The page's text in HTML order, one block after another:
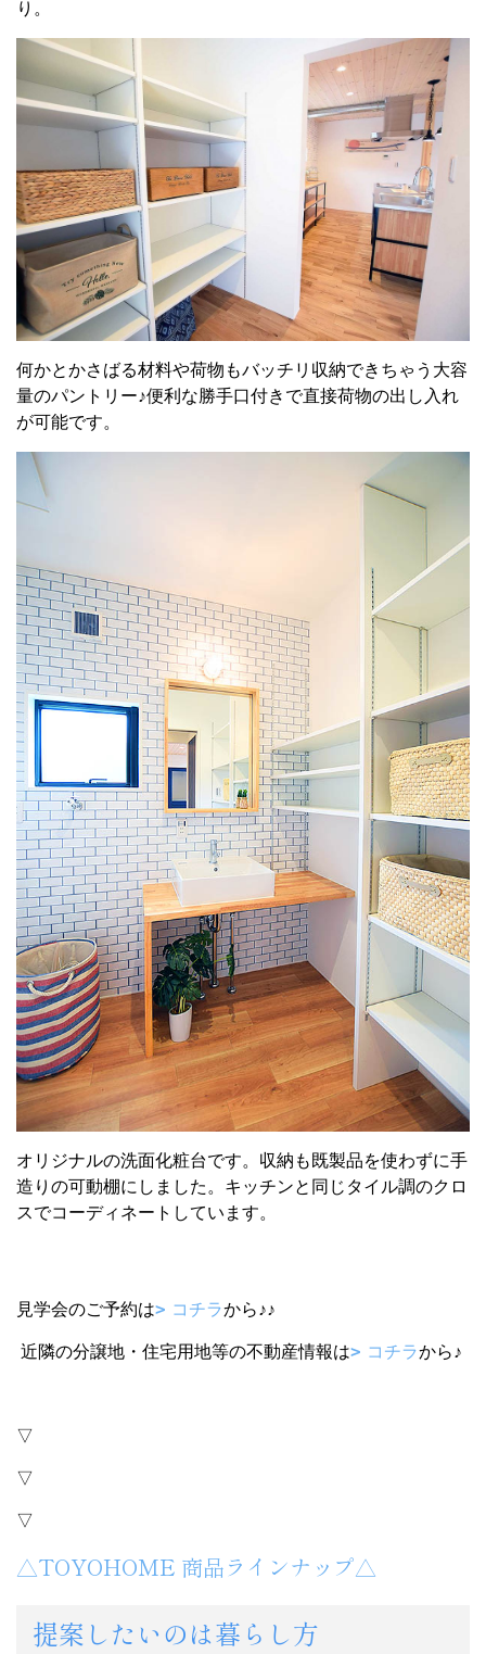
り。
何かとかさばる材料や荷物もバッチリ収納できちゃう大容
量のパントリー♪便利な勝手口付きで直接荷物の出し入れ
が可能です。
オリジナルの洗面化粧台です。収納も既製品を使わずに手
造りの可動棚にしました。キッチンと同じタイル調のクロ
スでコーディネートしています。
見学会のご予約は コチラから♪♪
近隣の分譲地・住宅用地等の不動産情報は コチラから♪
▽
▽
▽
△TOYOHOME 商品ラインナップ△
提案したいのは暮らし方